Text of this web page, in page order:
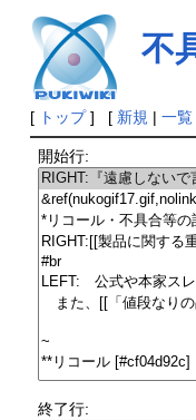
不
[ トップ] [ 新規 | 一覧
開始行:
終了行: